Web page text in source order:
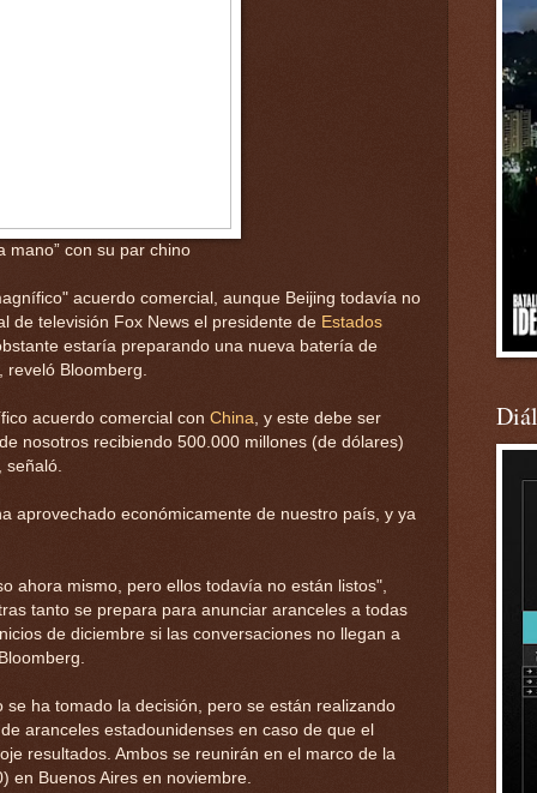
mano” con su par chino
acuerdo comercial, aunque Beijing todavía no
de televisión Fox News el presidente de Estados
estaría preparando una nueva batería de
Bloomberg.
acuerdo comercial con China , y este debe ser
nosotros recibiendo 500.000 millones (de dólares)
aprovechado económicamente de nuestro país, y ya
ahora mismo, pero ellos todavía no están listos",
tanto se prepara para anunciar aranceles a todas
de diciembre si las conversaciones no llegan a
ha tomado la decisión, pero se están realizando
aranceles estadounidenses en caso de que el
resultados. Ambos se reunirán en el marco de la
en Buenos Aires en noviembre.